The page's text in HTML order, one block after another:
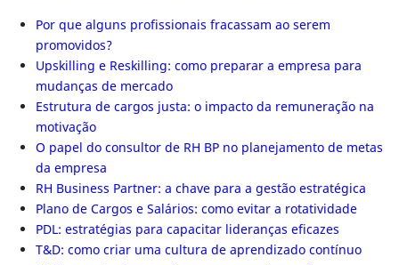
Por que alguns profissionais fracassam ao serem
promovidos?
Upskilling e Reskilling: como preparar a empresa para
mudanças de mercado
Estrutura de cargos justa: o impacto da remuneração na
motivação
O papel do consultor de RH BP no planejamento de metas
da empresa
RH Business Partner: a chave para a gestão estratégica
Plano de Cargos e Salários: como evitar a rotatividade
PDL: estratégias para capacitar lideranças eficazes
T&D: como criar uma cultura de aprendizado contínuo